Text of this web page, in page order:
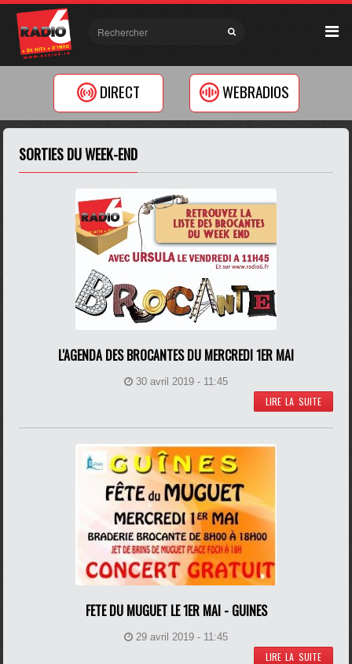
DIRECT WEBRADIOS
SORTIES DU WEEK-END
L'AGENDA DES BROCANTES DU MERCREDI 1ER MAI
30 avril 2019 - 11:45
LIRE LA SUITE
FETE DU MUGUET LE 1ER MAI - GUINES
29 avril 2019 - 11:45
LIRE LA SUITE